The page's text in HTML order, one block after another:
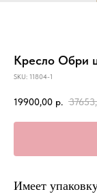
Кресло Обри
SKU: 11804-1
19900,00 р.
Имеет